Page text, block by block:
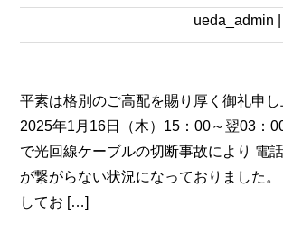
ueda_admin
平素は格別のご高配を賜り厚く御礼申し
2025年1月16日（木）15：00～翌03：
で光回線ケーブルの切断事故により 電
が繋がらない状況になっておりました
してお […]